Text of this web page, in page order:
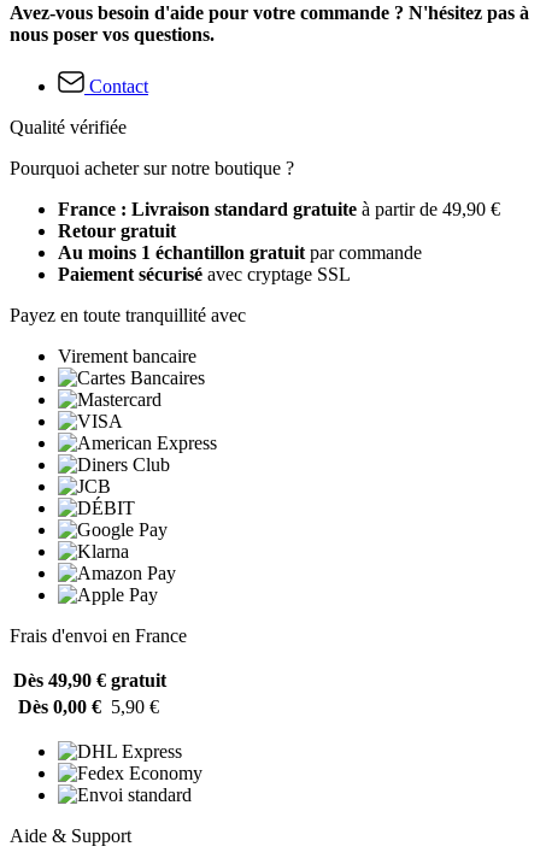
Avez-vous besoin d'aide pour votre commande ? N'hésitez pas à
nous poser vos questions.
Contact
Qualité vérifiée
Pourquoi acheter sur notre boutique ?
France : Livraison standard gratuite à partir de 49,90 €
Retour gratuit
Au moins 1 échantillon gratuit par commande
Paiement sécurisé avec cryptage SSL
Payez en toute tranquillité avec
Virement bancaire
Frais d'envoi en France
Dès 49,90 € gratuit
Dès 0,00 € 5,90 €
Aide & Support